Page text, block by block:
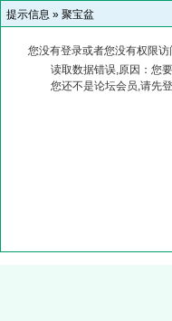
提示信息 » 聚宝盆
您没有登录或者您没有权限
读取数据错误,原因：您
您还不是论坛会员,请先